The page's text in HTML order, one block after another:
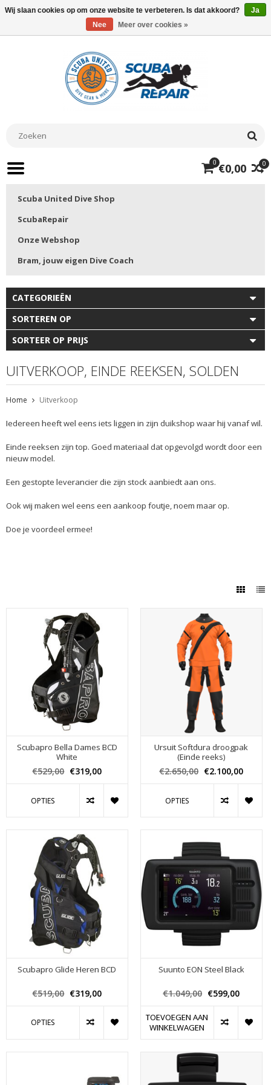
0
0 €0,00
Scuba United Dive Shop
ScubaRepair
Onze Webshop
Bram, jouw eigen Dive Coach
CATEGORIEËN
SORTEREN OP
SORTEER OP PRIJS
UITVERKOOP, EINDE REEKSEN, SOLDEN
Home Uitverkoop
Iedereen heeft wel eens iets liggen in zijn duikshop waar hij vanaf wil.
Einde reeksen zijn top. Goed materiaal dat opgevolgd wordt door een
nieuw model.
Een gestopte leverancier die zijn stock aanbiedt aan ons.
Ook wij maken wel eens een aankoop foutje, noem maar op.
Doe je voordeel ermee!
Scubapro Bella Dames BCD
White
€529,00 €319,00
OPTIES
Ursuit Softdura droogpak
(Einde reeks)
€2.650,00 €2.100,00
OPTIES
Scubapro Glide Heren BCD
€519,00 €319,00
OPTIES
Suunto EON Steel Black
€1.049,00 €599,00
TOEVOEGEN AAN
WINKELWAGEN
Wij slaan cookies op om onze website te verbeteren. Is dat akkoord?
Ja
Nee
Meer over cookies »